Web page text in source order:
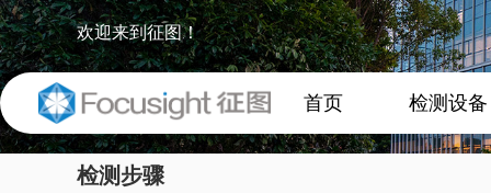
欢迎来到征图！
首页 检测设备
检测步骤